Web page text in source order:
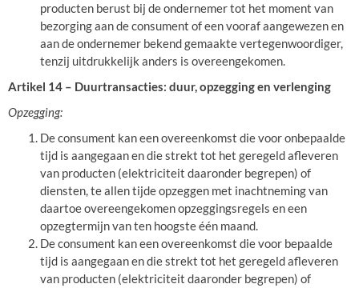
producten berust bij de ondernemer tot het moment van
bezorging aan de consument of een vooraf aangewezen en
aan de ondernemer bekend gemaakte vertegenwoordiger,
tenzij uitdrukkelijk anders is overeengekomen.
Artikel 14 – Duurtransacties: duur, opzegging en verlenging
Opzegging:
De consument kan een overeenkomst die voor onbepaalde
tijd is aangegaan en die strekt tot het geregeld afleveren
van producten (elektriciteit daaronder begrepen) of
diensten, te allen tijde opzeggen met inachtneming van
daartoe overeengekomen opzeggingsregels en een
opzegtermijn van ten hoogste één maand.
De consument kan een overeenkomst die voor bepaalde
tijd is aangegaan en die strekt tot het geregeld afleveren
van producten (elektriciteit daaronder begrepen) of